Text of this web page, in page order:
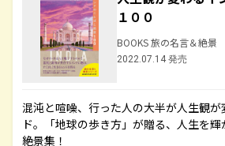
１００
BOOKS 旅の名言＆絶景
2022.07.14 発売
混沌と喧噪、行った人の大半が人生観
ド。「地球の歩き方」が贈る、人生を
絶景集！